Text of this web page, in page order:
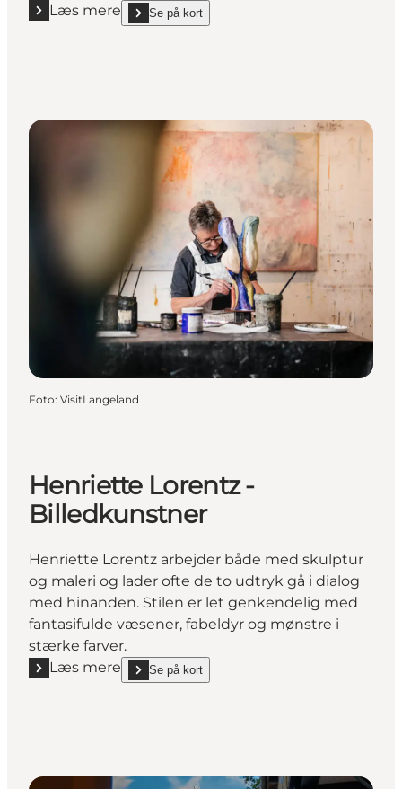
Læs mere
Læs mere "Kamilla Herskind - billedkunstner"
Se på kort
show Kamilla Herskind - billedkunstner on_map
Foto: VisitLangeland
Henriette Lorentz -
Billedkunstner
Henriette Lorentz arbejder både med skulptur
og maleri og lader ofte de to udtryk gå i dialog
med hinanden. Stilen er let genkendelig med
fantasifulde væsener, fabeldyr og mønstre i
stærke farver.
Læs mere
Læs mere "Henriette Lorentz - Billedkunstner"
Se på kort
show Henriette Lorentz - Billedkunstner on_map